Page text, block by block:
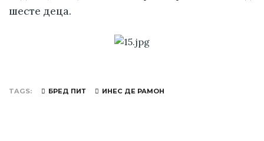
шесте деца.
TAGS БРЕД ПИТ ИНЕС ДЕ РАМОН